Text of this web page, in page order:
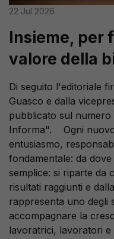
22 Jul 2026
Insieme, per
valore della
Di seguito l'editoriale
Guasco e dalla
pubblicato sul
Informa". Ogni
entusiasmo,
fondamentale: da
semplice: si riparte da
risultati raggiunti e
rappresenta uno degli
accompagnare la
lavoratrici, lavoratori